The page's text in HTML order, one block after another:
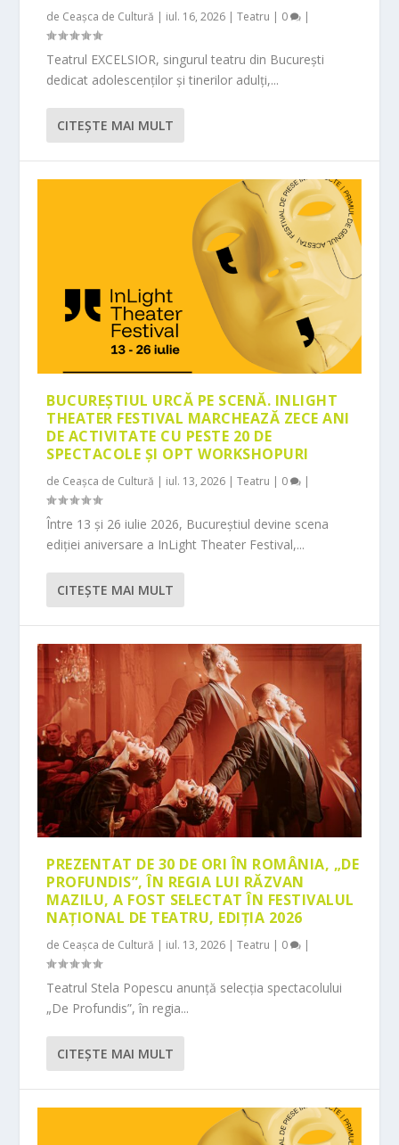
de Ceașca de Cultură | iul. 16, 2026 |Teatru | 0 |
Teatrul EXCELSIOR, singurul teatru din București
dedicat adolescenților și tinerilor adulți,...
CITEŞTE MAI MULT
BUCUREȘTIUL URCĂ PE SCENĂ. INLIGHT
THEATER FESTIVAL MARCHEAZĂ ZECE ANI
DE ACTIVITATE CU PESTE 20 DE
SPECTACOLE ȘI OPT WORKSHOPURI
de Ceașca de Cultură | iul. 13, 2026 |Teatru | 0 |
Între 13 și 26 iulie 2026, Bucureștiul devine scena
ediției aniversare a InLight Theater Festival,...
CITEŞTE MAI MULT
PREZENTAT DE 30 DE ORI ÎN ROMÂNIA, „DE
PROFUNDIS”, ÎN REGIA LUI RĂZVAN
MAZILU, A FOST SELECTAT ÎN FESTIVALUL
NAȚIONAL DE TEATRU, EDIȚIA 2026
de Ceașca de Cultură | iul. 13, 2026 |Teatru | 0 |
Teatrul Stela Popescu anunță selecția spectacolului
„De Profundis”, în regia...
CITEŞTE MAI MULT